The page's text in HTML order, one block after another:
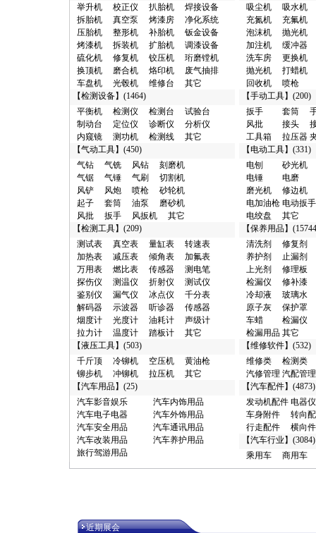
·配件附件/商丘市 10元
·电器仪表/广州市 10元
·缓冲器/郑州市 10元
·检漏仪/武汉市 10元
·发动机配件/廊坊市 10元
·转向配件/广州市 10元
·清洗设备/沧州市 10元
·传动配件/其它地区 10元
·车身附件/广州市 10元
·油水分离/廊坊市 10元
·风钻/廊坊市 10元
·上光剂/东莞市 10元
·
行走配件/广州市 10元
· 制动配件/广州市 10元
·检测仪/丰台区 10元
· 横向件及其它/广州市 10元
·其它类/西安市 100元
· 汽车漆/广州市 100元
· 烟度计/和平区 100元
·真空泵/廊坊市 100元
·分析仪/西青区 100元
·接头/东莞市 100元
·试验台/西青区 100元
·清洗剂/东城区 100元
·化工试剂/黄浦区 1000元
·汽车销售/聊城市 1000元
·抽注油机/深圳市 1000元
·润滑油/深圳市 1000元
·加注机/深圳市 1000元
·商用车/闵行区 1000元
·维修台/聊城市 1000元
·汽修管理/聊城市 1000元
·磨光机/东莞市 10000元
·解码器/成都市 10000元
·举升机/济南市 10000元
·千斤顶/泰州市 10000元
·乘用车/深圳市 100000元
举升机
校正仪 扒胎机
焊接设备
拆胎机
真空泵 烤漆房
净化系统
压胎机
整形机 补胎机
钣金设备
烤漆机
拆装机 扩胎机
调漆设备
硫化机
修复机 铰压机
珩磨镗机
换顶机
磨合机 烙印机
废气抽排
车盘机
光毂机 维修台
其它
【检测设备】(1464)
平衡机
检测仪 检测台
试验台
制动台
定位仪 诊断仪
分析仪
内窥镜
测功机 检测线
其它
【气动工具】(450)
气钻
气铣 风钻
刻磨机
气锯
气锤 气刷
切割机
风铲
风炮 喷枪
砂轮机
起子
套筒 油泵
磨砂机
风批
扳手 风扳机
其它
【检测工具】(209)
测试表
真空表 量缸表
转速表
加热表
减压表 倾角表
加氟表
万用表
燃比表 传感器
测电笔
探伤仪
测温仪 折射仪
测试仪
鉴别仪
漏气仪 冰点仪
千分表
解码器
示波器 听诊器
传感器
烟度计
光度计 油耗计
声级计
拉力计
温度计 踏板计
其它
【液压工具】(503)
千斤顶
冷铆机 空压机
黄油枪
铆步机
冲铆机 拉压机
其它
【汽车用品】(25)
汽车影音娱乐
汽车内饰用品
汽车电子电器
汽车外饰用品
汽车安全用品
汽车通讯用品
汽车改装用品
汽车养护用品
旅行驾游用品
吸尘机
吸水机
充氮机
充氟机
泡沫机
抛光机
加注机
缓冲器
洗车房
更换机
抛光机
打蜡机
回收机
喷枪
【手动工具】(200)
扳手
套筒
风批
接头
工具箱
拉压器
【电动工具】(331)
电刨
砂光机
电锤
电磨
磨光机
修边机
电加油枪 电动扳手
电绞盘
其它
【保养用品】
清洗剂
修复剂
养护剂
止漏剂
上光剂
修理板
检漏仪
修补漆
冷却液
玻璃水
原子灰
保护罩
车蜡
检漏仪
检漏用品 其它
【维修软件】(532)
维修类
检测类
汽修管理 汽配管理
【汽车配件】(4873)
发动机配件 电器
车身附件
转向
行走配件
横向
【汽车行业 】(3084)
乘用车
商用车
近期展会